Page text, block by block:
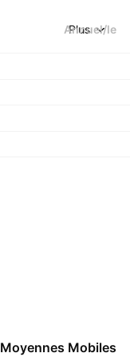
Annuel/le
Plus
Moyennes Mobiles